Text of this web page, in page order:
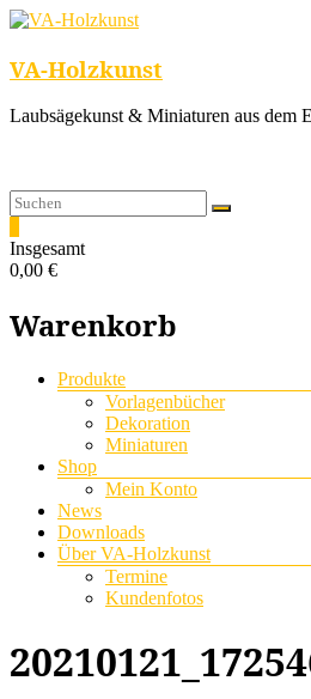
VA-Holzkunst
Laubsägekunst & Miniaturen aus dem
Insgesamt
0,00 €
Warenkorb
Menü
Produkte
Vorlagenbücher
Dekoration
Miniaturen
Shop
Mein Konto
News
Downloads
Über VA-Holzkunst
Termine
Kundenfotos